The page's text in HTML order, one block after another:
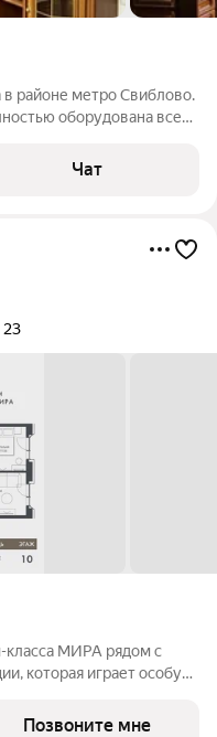
районе метро Свиблово.
оборудована всей
дома 2006 года, серии
Чат
23
МИРА рядом с
которая играет особую
в корпусе 2, на 10
Позвоните мне